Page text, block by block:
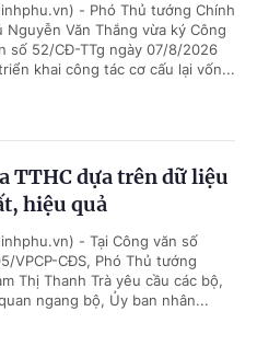
- Phó Thủ tướng Chính
Nguyễn Văn Thắng vừa ký Công
số 52/CĐ-TTg ngày 07/8/2026
khai công tác cơ cấu lại vốn...
TTHC dựa trên dữ liệu
hiệu quả
- Tại Công văn số
VPCP-CĐS, Phó Thủ tướng
Thị Thanh Trà yêu cầu các bộ,
ngang bộ, Ủy ban nhân...